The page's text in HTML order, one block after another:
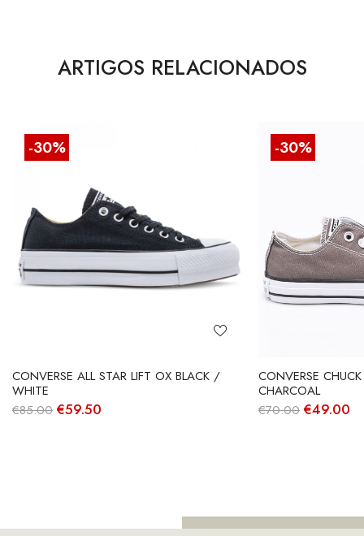
ARTIGOS RELACIONADOS
-30%
CONVERSE ALL STAR LIFT OX BLACK /
WHITE
€85.00 O
€59.50
-30%
CONVERSE
CHARCOAL
€70.00 O
€49.00